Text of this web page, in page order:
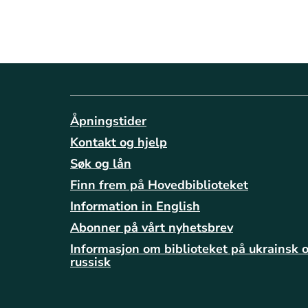
Åpningstider
Kontakt og hjelp
Søk og lån
Finn frem på Hovedbiblioteket
Information in English
Abonner på vårt nyhetsbrev
Informasjon om biblioteket på ukrainsk
russisk